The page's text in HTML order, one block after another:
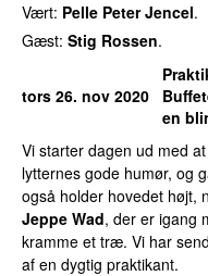
Vært: Pelle Peter Jencel.
Gæst: Stig Rossen.
tors 26. nov 2020
en
Vi starter dagen ud med
lytternes gode humør, og
også holder hovedet højt,
Jeppe Wad, der er igang
kramme et træ. Vi har
af en dygtig praktikant.